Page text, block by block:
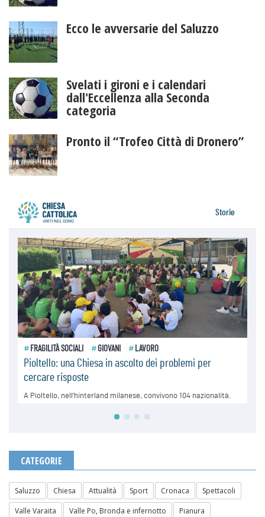
Ecco le avversarie del Saluzzo
Svelati i gironi e i calendari
dall'Eccellenza alla Seconda
categoria
Pronto il “Trofeo Città di Dronero”
CATEGORIE
Saluzzo Chiesa Attualità Sport Cronaca
Spettacoli
Valle Varaita
Valle Po, Bronda e infernotto
Pianura